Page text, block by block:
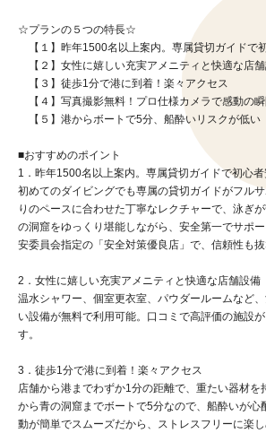
☆プランの５つの特長☆
【１】昨年1500名以上案内。専属貸切ガイドで
【２】女性に嬉しい充実アメニティと快適な店
【３】徒歩1分で港に到着！楽々アクセス
【４】写真撮影無料！プロ仕様カメラで感動の
【５】港からボートで5分、船酔いリスクが低い
■おすすめのポイント
1．昨年1500名以上案内。専属貸切ガイドで初心
初めてのダイビングでも専属の貸切ガイドがフル
りのペースに合わせた丁寧なレクチャーで、泳ぎ
の洞窟をゆっくり堪能しながら、安全第一でサポ
安委員会指定の「安全対策優良店」で、信頼性も抜
2．女性に嬉しい充実アメニティと快適な店舗設備
温水シャワー、個室更衣室、パウダールームなど
い設備が無料で利用可能。口コミで高評価の施設
す。
3．徒歩1分で港に到着！楽々アクセス
店舗から港までわずか1分の距離で、重たい器材を
から青の洞窟までボートで5分なので、船酔いが心
動が簡単でスムーズだから、ストレスフリーに楽し